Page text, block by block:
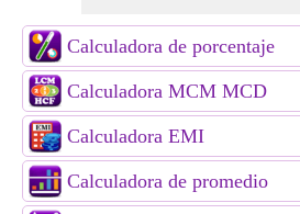
Calculadora de porcentaje
Calculadora MCM MCD
Calculadora EMI
Calculadora de promedio